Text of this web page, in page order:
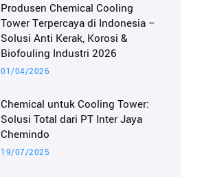
Produsen Chemical Cooling
Tower Terpercaya di Indonesia –
Solusi Anti Kerak, Korosi &
Biofouling Industri 2026
01/04/2026
Chemical untuk Cooling Tower:
Solusi Total dari PT Inter Jaya
Chemindo
19/07/2025